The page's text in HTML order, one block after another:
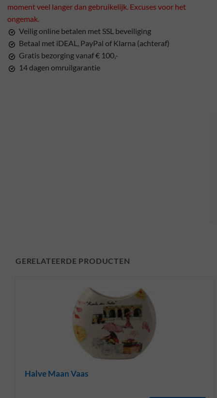
moment veel langer dan gebruikelijk. Excuses voor het
ongemak.
Veilig online betalen met SSL beveiliging
Betaal met iDEAL, PayPal of Klarna (achteraf)
Gratis bezorging vanaf € 100,-
14 dagen omruilgarantie
GERELATEERDE PRODUCTEN
Halve Maan Vaas